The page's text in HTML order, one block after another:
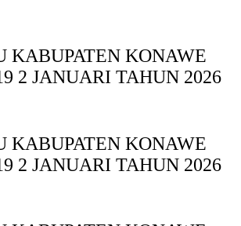
KABUPATEN KONAWE
2 JANUARI TAHUN 2026
KABUPATEN KONAWE
2 JANUARI TAHUN 2026